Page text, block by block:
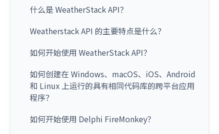
什么是 WeatherStack API？
Weatherstack API 的主要特点是什么？
如何开始使用 WeatherStack API？
如何创建在 Windows、macOS、iOS、Android
和 Linux 上运行的具有相同代码库的跨平台应用
程序？
如何开始使用 Delphi FireMonkey？